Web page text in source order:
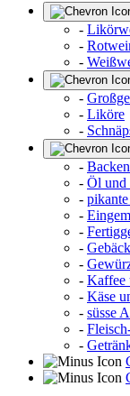
-
-
-
-
- Liköre
-
-
- Öl und
-
-
-
-
-
- Kaffee
- Käse
- süsse
-
-